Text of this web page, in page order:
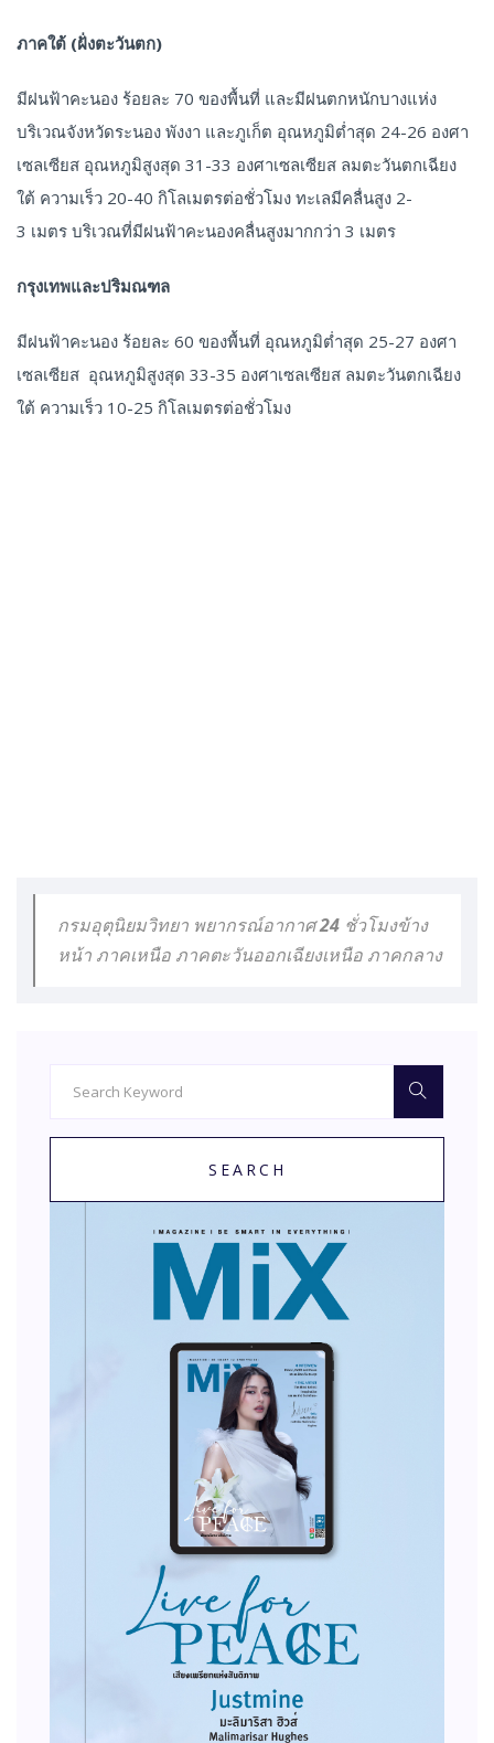
ภาคใต้ (ฝั่งตะวันตก)
มีฝนฟ้าคะนอง ร้อยละ 70 ของพื้นที่ และมีฝนตกหนักบางแห่ง
บริเวณจังหวัดระนอง พังงา และภูเก็ต อุณหภูมิต่ำสุด 24-26 องศา
เซลเซียส อุณหภูมิสูงสุด 31-33 องศาเซลเซียส ลมตะวันตกเฉียง
ใต้ ความเร็ว 20-40 กิโลเมตรต่อชั่วโมง ทะเลมีคลื่นสูง 2-
3 เมตร บริเวณที่มีฝนฟ้าคะนองคลื่นสูงมากกว่า 3 เมตร
กรุงเทพและปริมณฑล
มีฝนฟ้าคะนอง ร้อยละ 60 ของพื้นที่ อุณหภูมิต่ำสุด 25-27 องศา
เซลเซียส อุณหภูมิสูงสุด 33-35 องศาเซลเซียส ลมตะวันตกเฉียง
ใต้ ความเร็ว 10-25 กิโลเมตรต่อชั่วโมง
กรมอุตุนิยมวิทยา พยากรณ์อากาศ 24 ชั่วโมงข้าง
หน้า ภาคเหนือ ภาคตะวันออกเฉียงเหนือ ภาคกลาง
SEARCH